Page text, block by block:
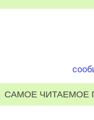
САМОЕ ЧИТАЕМОЕ